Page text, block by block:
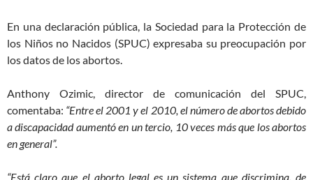
En una declaración pública, la Sociedad para la Protección de
los Niños no Nacidos (SPUC) expresaba su preocupación por
los datos de los abortos.
Anthony Ozimic, director de comunicación del SPUC,
comentaba: “Entre el 2001 y el 2010, el número de abortos debido
a discapacidad aumentó en un tercio, 10 veces más que los abortos
en general”.
“Está claro que el aborto legal es un sistema que discrimina, de